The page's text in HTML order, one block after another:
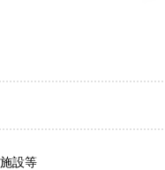
設等